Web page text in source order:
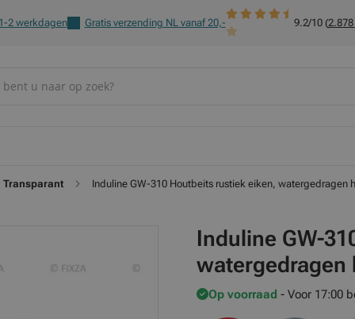
2 werkdagen Gratis verzending NL vanaf 20,- 9.2/10 (2.878
Transparant Induline GW-310 Houtbeits rustiek eiken, watergedragen
Induline GW-
watergedragen
Op voorraad - Voor 17:00